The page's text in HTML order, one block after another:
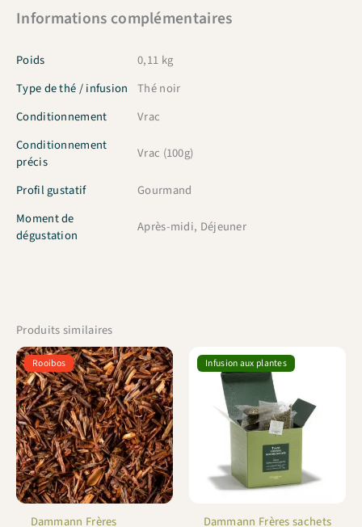
Informations complémentaires
Poids
0,11 kg
Type de thé / infusion
Thé noir
Conditionnement
Vrac
Conditionnement
précis
Vrac (100g)
Profil gustatif
Gourmand
Moment de
dégustation
Après-midi, Déjeuner
Produits similaires
Rooibos
Dammann Frères
Infusion aux plantes
Dammann Frères sachets